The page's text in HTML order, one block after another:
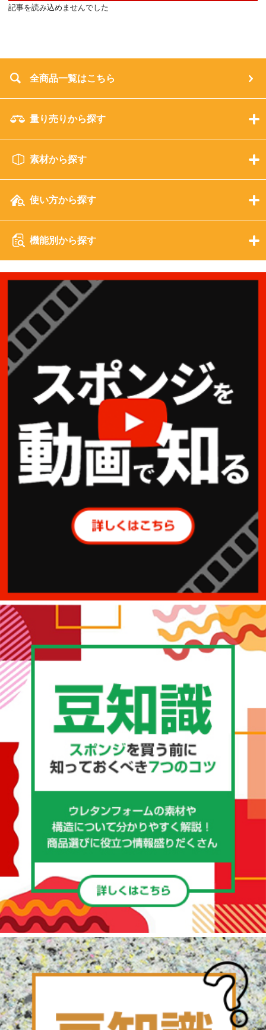
記事を読み込めませんでした
全商品一覧はこちら
量り売りから探す
素材から探す
使い方から探す
機能別から探す